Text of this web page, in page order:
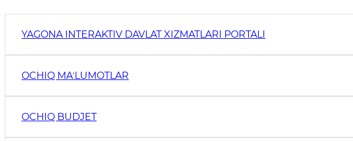
YAGONA INTERAKTIV DAVLAT XIZMATLARI PORTALI
OCHIQ MAʼLUMOTLAR
OCHIQ BUDJET